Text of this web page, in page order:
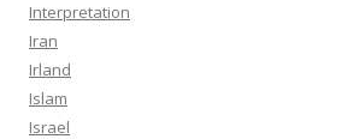
Interpretation
Iran
Irland
Islam
Israel